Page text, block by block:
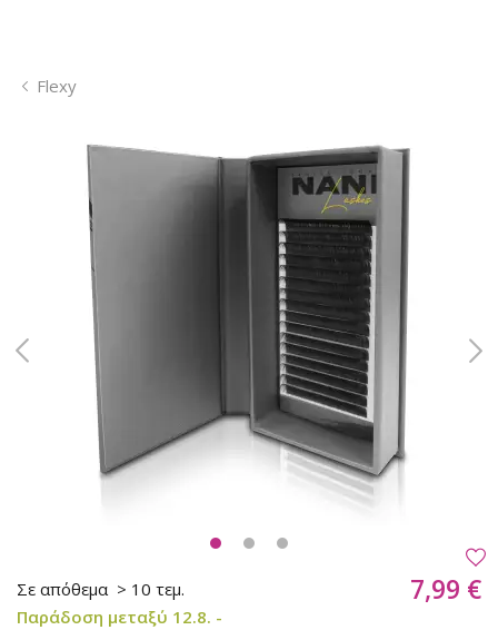
Flexy
Σε απόθεμα > 10 τεμ.
Παράδοση μεταξύ 12.8. -
7,99 €